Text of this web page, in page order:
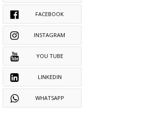
FACEBOOK
INSTAGRAM
YOU TUBE
LINKEDIN
WHATSAPP